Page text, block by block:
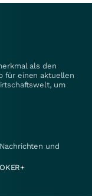
als den
für einen aktuellen
um
und